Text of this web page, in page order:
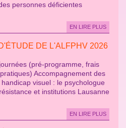
personnes déficientes
EN LIRE PLUS
DE L'ALFPHV 2026
(pré-programme, frais
Accompagnement des
visuel : le psychologue
et institutions Lausanne
EN LIRE PLUS